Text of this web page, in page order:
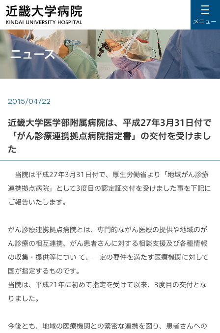
メニュー
ニュース
2015/04/22
近畿大学医学部附属病院は、平成27年3月31日付で
「がん診療連携拠点病院指定書」の交付を受けまし
た
当院は平成27年3月31日付で、厚生労働省より「地域がん診療
連携拠点病院」として3度目の認定証交付を受けました事を下記に
ご報告いたします。
がん診療連携拠点病院とは、専門的ながん医療の提供や地域のが
ん診療の相互連携、がん患者さんに対する相談支援及び各種情報
の収集・提供等につい て、一定の要件を満たす医療機関に対して
国が指定するものです。
当院は、平成21年に初めて指定を受けて以来、3度目の交付とな
りました。
今後とも、地域の医療機関との緊密な連携を図り、患者さんへの